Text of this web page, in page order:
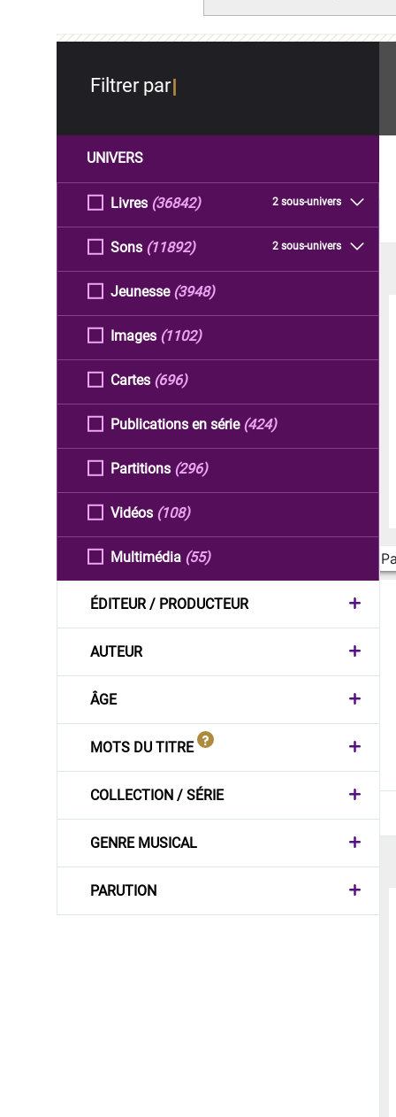
Filtrer par
UNIVERS
Livres 2 sous-univers
(36842)
Sons 2 sous-univers
(11892)
Jeunesse (3948)
Images (1102)
Cartes (696)
Publications en série (424)
Partitions (296)
Vidéos (108)
Multimédia (55)
ÉDITEUR / PRODUCTEUR
AUTEUR
ÂGE
MOTS DU TITRE
COLLECTION / SÉRIE
GENRE MUSICAL
PARUTION